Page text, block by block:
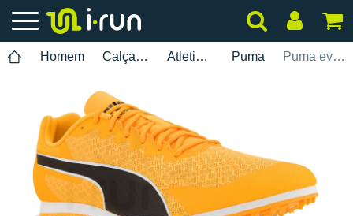
Homem Calçados Atletismo Puma Puma evoSPEED Star 9